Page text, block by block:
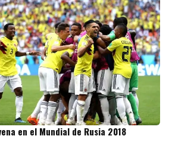
en el Mundial de Rusia 2018